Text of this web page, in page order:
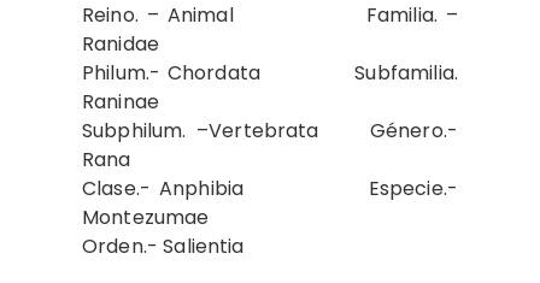
Reino. – Animal Familia. –
Ranidae
Philum.- Chordata Subfamilia.
Raninae
Subphilum. –Vertebrata Género.-
Rana
Clase.- Anphibia Especie.-
Montezumae
Orden.- Salientia